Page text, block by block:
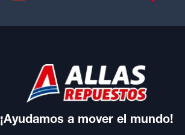
¡Ayudamos a mover el mundo!